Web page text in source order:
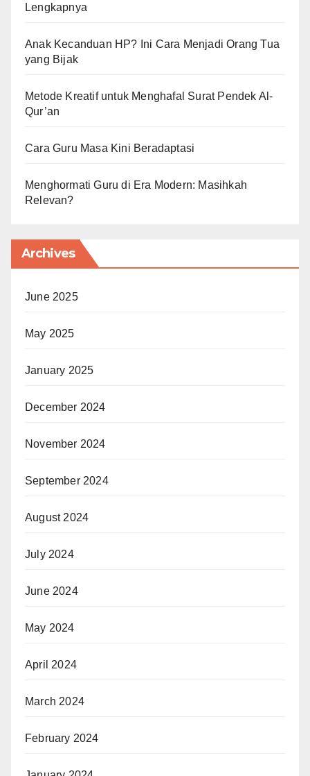
Lengkapnya
Anak Kecanduan HP? Ini Cara Menjadi Orang Tua
yang Bijak
Metode Kreatif untuk Menghafal Surat Pendek Al-
Qur’an
Cara Guru Masa Kini Beradaptasi
Menghormati Guru di Era Modern: Masihkah
Relevan?
Archives
June 2025
May 2025
January 2025
December 2024
November 2024
September 2024
August 2024
July 2024
June 2024
May 2024
April 2024
March 2024
February 2024